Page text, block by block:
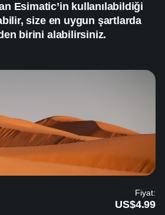
Esimatic’in kullanılabildiği
size en uygun şartlarda
birini alabilirsiniz.
Fiyat:
US$4.99